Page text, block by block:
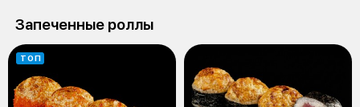
Запеченные роллы
ТОП